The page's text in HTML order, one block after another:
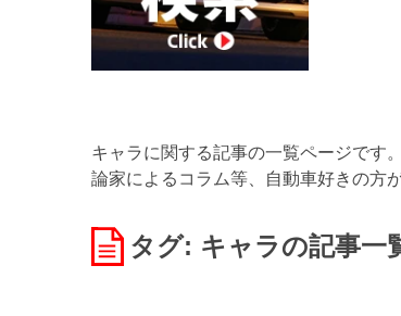
キャラに関する記事の一覧ページです
論家によるコラム等、自動車好きの方
タグ: キャラの記事一